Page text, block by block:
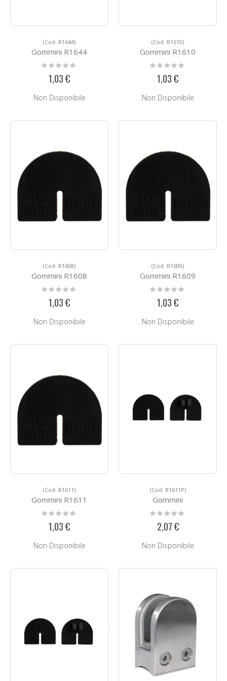
(Cod. R1644)
Gommini R1644
Rating:
0%
1,03 €
Non Disponibile
(Cod. R1610)
Gommini R1610
Rating:
0%
1,03 €
Non Disponibile
(Cod. R1608)
Gommini R1608
Rating:
0%
1,03 €
Non Disponibile
(Cod. R1609)
Gommini R1609
Rating:
0%
1,03 €
Non Disponibile
(Cod. R1611)
Gommini R1611
Rating:
0%
1,03 €
Non Disponibile
(Cod. R1611P)
Gommini
Rating:
0%
2,07 €
Non Disponibile